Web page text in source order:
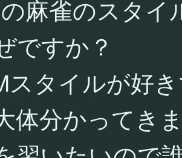
麻雀のスタイ
ですか？
スタイルが好
体分かってき